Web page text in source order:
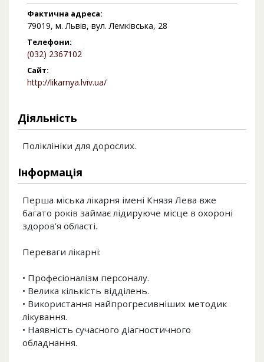
Фактична адреса:
79019, м. Львів, вул. Лемківська, 28
Телефони:
(032) 2367102
Сайт:
http://likarnya.lviv.ua/
Діяльність
Поліклініки для дорослих.
Інформація
Перша міська лікарня імені Князя Лева вже
багато років займає лідируюче місце в охороні
здоров’я області.
Переваги лікарні:
• Професіоналізм персоналу.
• Велика кількість відділень.
• Використання найпрогресивніших методик
лікування.
• Наявність сучасного діагностичного
обладнання.